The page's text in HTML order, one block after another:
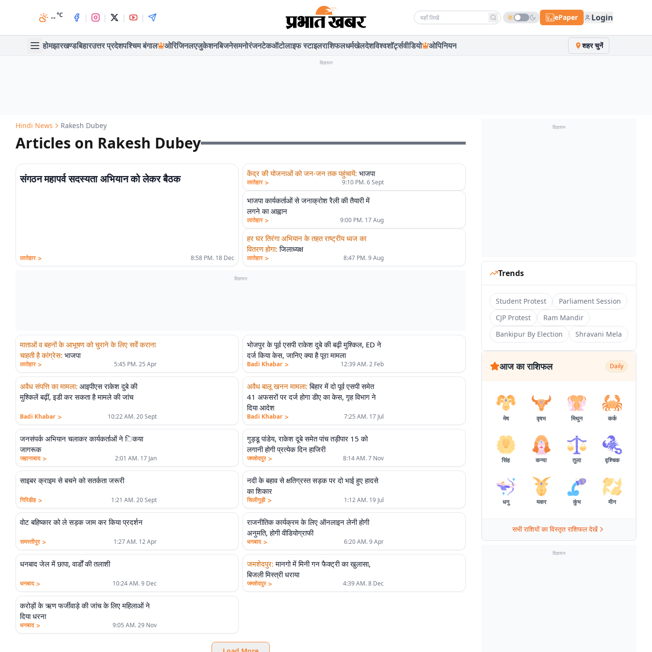
--°C | | | | Search news ePaper Login
होमझारखण्डबिहारउत्तर प्रदेशपश्चिम बंगाल ओरिजिनलएजुकेशनबिजनेसमनोरंजनटेकऑटोलाइफ स्टाइलराशिफलधर्मखेलदेशविश्वशॉर्ट्सवीडियो ओपिनियन शहर चुनें
विज्ञापन
Hindi News Rakesh Dubey
Articles on Rakesh Dubey
संगठन महापर्व सदस्यता अभियान को लेकर बैठक
लातेहार > 8:58 PM. 18 Dec
केंद्र की योजनाओं को जन-जन तक पहुंचायें: भाजपा
लातेहार > 9:10 PM. 6 Sept
भाजपा कार्यकर्ताओं से जनाक्रोश रैली की तैयारी में
लगने का आह्वान
लातेहार > 9:00 PM. 17 Aug
हर घर तिरंगा अभियान के तहत राष्ट्रीय ध्वज का
वितरण होगा: जिलाध्यक्ष
लातेहार > 8:47 PM. 9 Aug
विज्ञापन
माताओं व बहनों के आभूषण को चुराने के लिए सर्वे कराना
चाहती है कांग्रेस: भाजपा
लातेहार > 5:45 PM. 25 Apr
भोजपुर के पूर्व एसपी राकेश दुबे की बढ़ी मुश्किल, ED ने
दर्ज किया केस, जानिए क्या है पूरा मामला
Badi Khabar > 12:39 AM. 2 Feb
अवैध संपत्ति का मामला: आइपीएस राकेश दुबे की
मुश्किलें बढ़ीं, इडी कर सकता है मामले की जांच
Badi Khabar > 10:22 AM. 20 Sept
अवैध बालू खनन मामला: बिहार में दो पूर्व एसपी समेत
41 अफसरों पर दर्ज होगा डीए का केस, गृह विभाग ने
दिया आदेश
Badi Khabar > 7:25 AM. 17 Jul
जनसंपर्क अभियान चलाकर कार्यकर्ताओं ने िकया
जागरूक
जहानाबाद > 2:01 AM. 17 Jan
गुड्डू पांडेय, राकेश दूबे समेत पांच तड़ीपार 15 को
लगानी होगी प्रत्येक दिन हाजिरी
जमशेदपुर > 8:14 AM. 7 Nov
साइबर क्राइम से बचने को सतर्कता जरूरी
गिरिडीह > 1:21 AM. 20 Sept
नदी के बहाव से क्षतिग्रस्त सड़क पर दो भाई हुए हादसे
का शिकार
सिलीगुड़ी > 1:12 AM. 19 Jul
वोट बहिष्कार को ले सड़क जाम कर किया प्रदर्शन
समस्तीपुर > 1:27 AM. 12 Apr
राजनीतिक कार्यक्रम के लिए ऑनलाइन लेनी होगी
अनुमति, होगी वीडियोग्राफी
धनबाद > 6:20 AM. 9 Apr
धनबाद जेल में छापा, वार्डों की तलाशी
धनबाद > 10:24 AM. 9 Dec
जमशेदपुर: मानगो में मिनी गन फैक्ट्री का खुलासा,
बिजली मिस्त्री धराया
जमशेदपुर > 4:39 AM. 8 Dec
करोड़ों के ऋण फर्जीवाड़े की जांच के लिए महिलाओं ने
दिया धरना
धनबाद > 9:05 AM. 29 Nov
विज्ञापन
Trends
Student Protest
Parliament Session
CJP Protest
Ram Mandir
Bankipur By Election
Shravani Mela
आज का राशिफल Daily
मेष वृषभ मिथुन कर्क
सिंह कन्या तुला वृश्चिक
धनु मकर कुंभ मीन
सभी राशियों का विस्तृत राशिफल देखें
विज्ञापन